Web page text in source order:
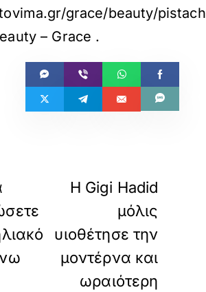
grace/beauty/
– Grace .
H Gigi Hadid
μόλις
υιοθέτησε την
μοντέρνα και
ωραιότερη